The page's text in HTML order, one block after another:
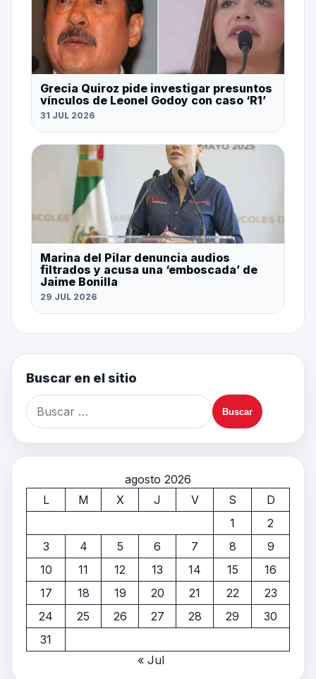
Grecia Quiroz pide investigar presuntos
vínculos de Leonel Godoy con caso ‘R1’
31 JUL 2026
Marina del Pilar denuncia audios
filtrados y acusa una ‘emboscada’ de
Jaime Bonilla
29 JUL 2026
Buscar en el sitio
agosto 2026
L
M X J V S
D
1
2
3
4 5 6 7 8
9
10
11 12 13 14 15
16
17
18 19 20 21 22
23
24
25 26 27 28 29
30
31
« Jul